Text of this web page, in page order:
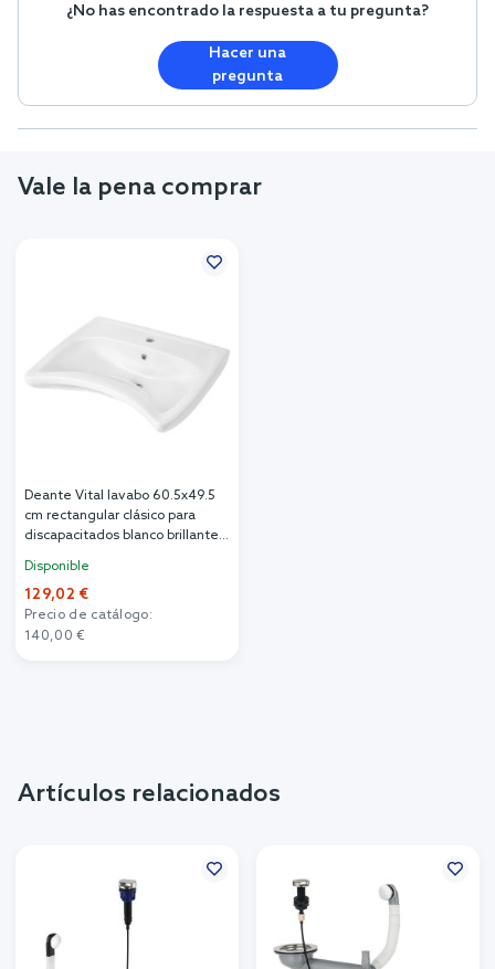
¿No has encontrado la respuesta a tu pregunta?
Hacer una
pregunta
Vale la pena comprar
Deante Vital lavabo 60.5x49.5
cm rectangular clásico para
discapacitados blanco brillante
Disponible
129,02 €
Precio de catálogo:
140,00 €
Artículos relacionados